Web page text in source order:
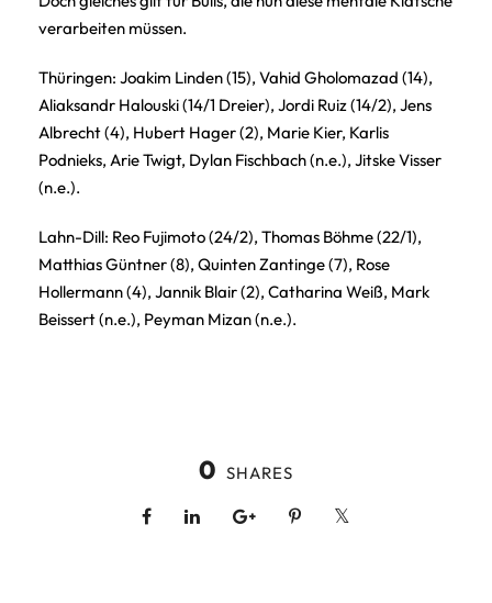
verarbeiten müssen.
Thüringen: Joakim Linden (15), Vahid Gholomazad (14),
Aliaksandr Halouski (14/1 Dreier), Jordi Ruiz (14/2), Jens
Albrecht (4), Hubert Hager (2), Marie Kier, Karlis
Podnieks, Arie Twigt, Dylan Fischbach (n.e.), Jitske Visser
(n.e.).
Lahn-Dill: Reo Fujimoto (24/2), Thomas Böhme (22/1),
Matthias Güntner (8), Quinten Zantinge (7), Rose
Hollermann (4), Jannik Blair (2), Catharina Weiß, Mark
Beissert (n.e.), Peyman Mizan (n.e.).
0 SHARES